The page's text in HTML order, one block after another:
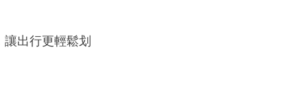
出行更輕鬆划